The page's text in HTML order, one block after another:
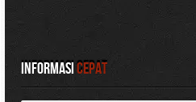
InformasiCepat